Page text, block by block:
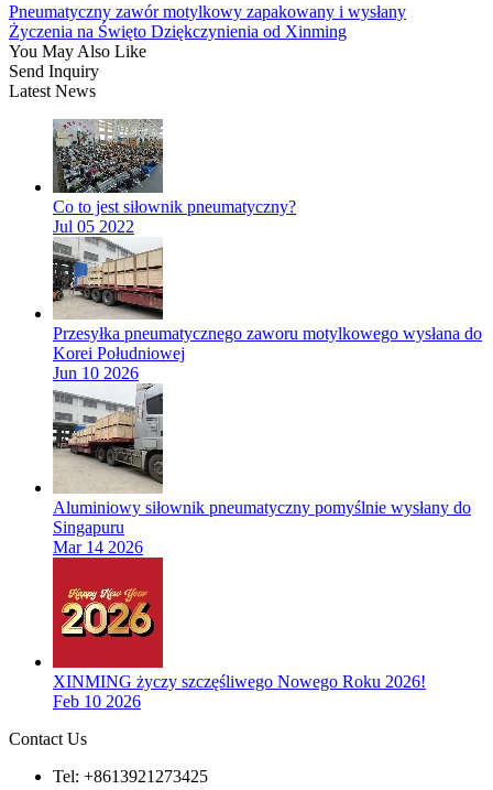
Pneumatyczny zawór motylkowy zapakowany i wysłany
Życzenia na Święto Dziękczynienia od Xinming
You May Also Like
Send Inquiry
Latest News
Co to jest siłownik pneumatyczny?
Jul 05 2022
Przesyłka pneumatycznego zaworu motylkowego wysłana do
Korei Południowej
Jun 10 2026
Aluminiowy siłownik pneumatyczny pomyślnie wysłany do
Singapuru
Mar 14 2026
XINMING życzy szczęśliwego Nowego Roku 2026!
Feb 10 2026
Contact Us
Tel: +8613921273425